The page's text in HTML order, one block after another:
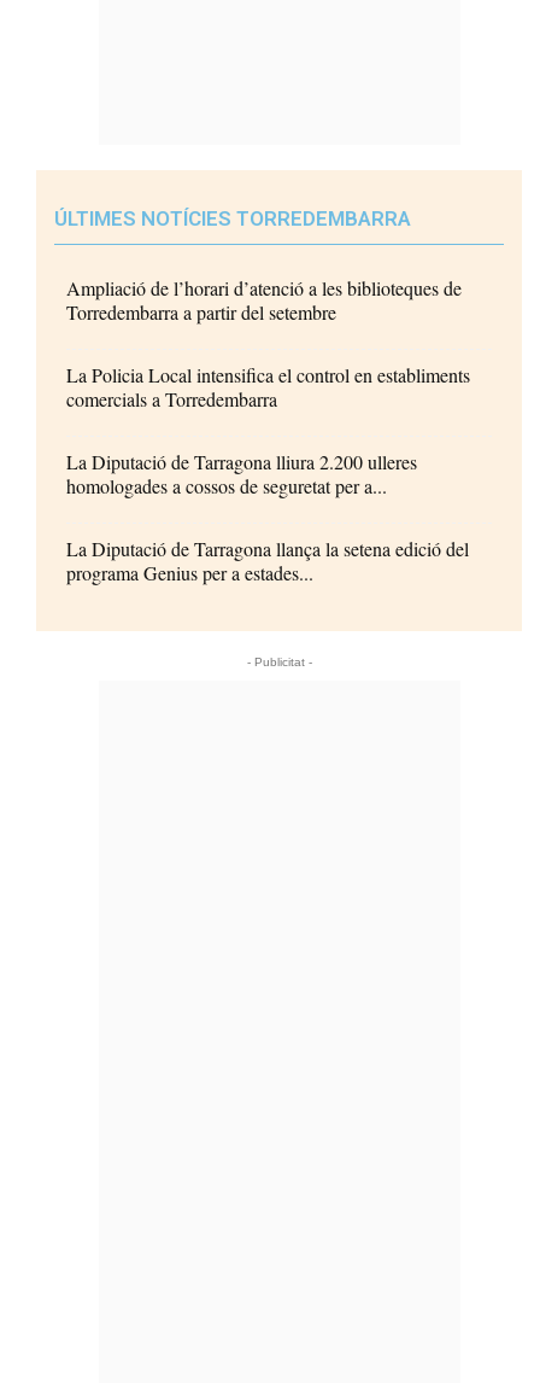
ÚLTIMES NOTÍCIES TORREDEMBARRA
Ampliació de l’horari d’atenció a les biblioteques de
Torredembarra a partir del setembre
La Policia Local intensifica el control en establiments
comercials a Torredembarra
La Diputació de Tarragona lliura 2.200 ulleres
homologades a cossos de seguretat per a...
La Diputació de Tarragona llança la setena edició del
programa Genius per a estades...
- Publicitat -